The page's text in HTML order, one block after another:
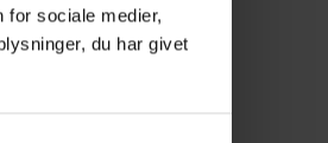
for sociale medier,
du har givet